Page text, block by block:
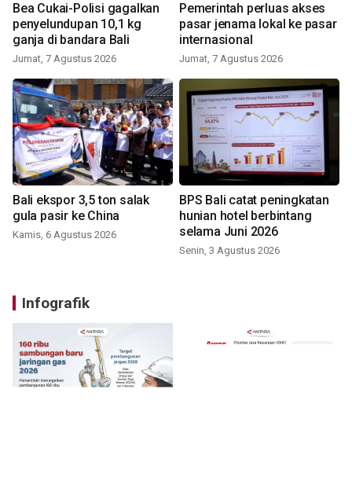
Bea Cukai-Polisi gagalkan
penyelundupan 10,1 kg
ganja di bandara Bali
Jumat, 7 Agustus 2026
Pemerintah perluas akses
pasar jenama lokal ke pasar
internasional
Jumat, 7 Agustus 2026
Bali ekspor 3,5 ton salak
gula pasir ke China
Kamis, 6 Agustus 2026
BPS Bali catat peningkatan
hunian hotel berbintang
selama Juni 2026
Senin, 3 Agustus 2026
Infografik